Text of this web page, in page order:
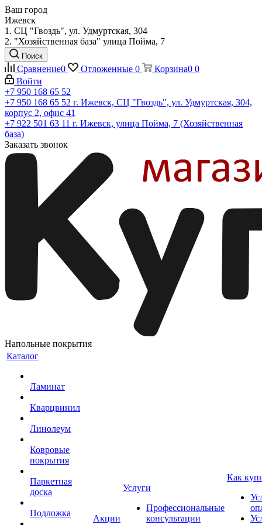
Ваш город
Ижевск
1. СЦ "Гвоздь", ул. Удмуртская, 304
2. "Хозяйственная база" улица Пойма, 7
Поиск
Сравнение0 Отложенные 0 Корзина0 0
Войти
+7 950 168 65 52
+7 950 168 65 52 г. Ижевск, СЦ "Гвоздь", ул. Удмуртская, 304,
корпус 2, офис 41
+7 922 501 63 11 г. Ижевск, улица Пойма, 7 (Хозяйственная
база)
Заказать звонок
Напольные покрытия
Каталог
Ламинат
Кварцвинил
Линолеум
Ковровые
покрытия
Паркетная
доска
Подложка
Акции
Услуги
Профессиональные
консультации
Как